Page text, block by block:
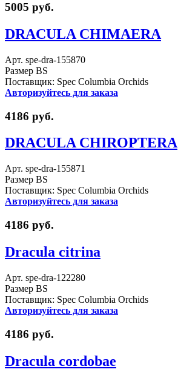
5005 руб.
DRACULA CHIMAERA
Арт. spe-dra-155870
Размер BS
Поставщик: Spec Columbia Orchids
Авторизуйтесь для заказа
4186 руб.
DRACULA CHIROPTERA
Арт. spe-dra-155871
Размер BS
Поставщик: Spec Columbia Orchids
Авторизуйтесь для заказа
4186 руб.
Dracula citrina
Арт. spe-dra-122280
Размер BS
Поставщик: Spec Columbia Orchids
Авторизуйтесь для заказа
4186 руб.
Dracula cordobae